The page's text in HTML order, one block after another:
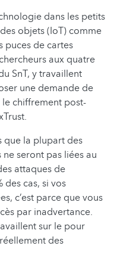
dans les petits
objets (IoT) comme
puces de cartes
aux quatre
SnT, y travaillent
une demande de
chiffrement post-
que la plupart des
seront pas liées au
attaques de
des cas, si vos
c’est parce que vous
par inadvertance.
sur le pour
des